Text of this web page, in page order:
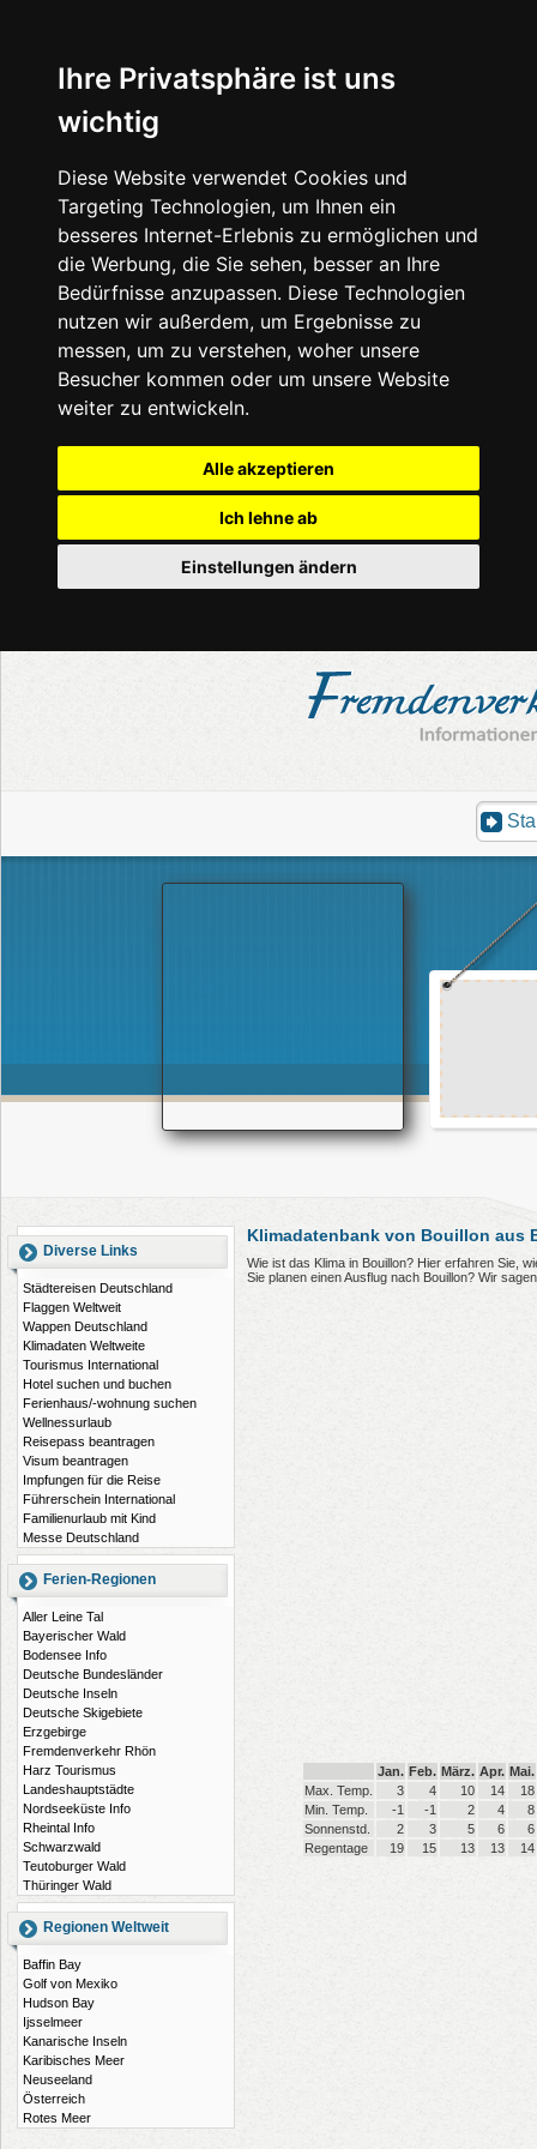
Ihre Privatsphäre ist uns
wichtig
Diese Website verwendet Cookies und
Targeting Technologien, um Ihnen ein
besseres Internet-Erlebnis zu ermöglichen und
die Werbung, die Sie sehen, besser an Ihre
Bedürfnisse anzupassen. Diese Technologien
nutzen wir außerdem, um Ergebnisse zu
messen, um zu verstehen, woher unsere
Besucher kommen oder um unsere Website
weiter zu entwickeln.
Alle akzeptieren
Ich lehne ab
Einstellungen ändern
Diverse Links
Städtereisen Deutschland
Flaggen Weltweit
Wappen Deutschland
Klimadaten Weltweite
Tourismus International
Hotel suchen und buchen
Ferienhaus/-wohnung suchen
Wellnessurlaub
Reisepass beantragen
Visum beantragen
Impfungen für die Reise
Führerschein International
Familienurlaub mit Kind
Messe Deutschland
Ferien-Regionen
Aller Leine Tal
Bayerischer Wald
Bodensee Info
Deutsche Bundesländer
Deutsche Inseln
Deutsche Skigebiete
Erzgebirge
Fremdenverkehr Rhön
Harz Tourismus
Landeshauptstädte
Nordseeküste Info
Rheintal Info
Schwarzwald
Teutoburger Wald
Thüringer Wald
Regionen Weltweit
Baffin Bay
Golf von Mexiko
Hudson Bay
Ijsselmeer
Kanarische Inseln
Karibisches Meer
Neuseeland
Österreich
Rotes Meer
Klimadatenbank von Bouillon aus
Wie ist das Klima in Bouillon? Hier erfahren Sie,
Sie planen einen Ausflug nach Bouillon? Wir
Jan. Feb. März. Apr. Mai.
Max. Temp.
3 4 10 14
18
Min. Temp.
-1 -1 2 4
8
Sonnenstd.
2 3 5 6
6
Regentage
19 15 13 13 14